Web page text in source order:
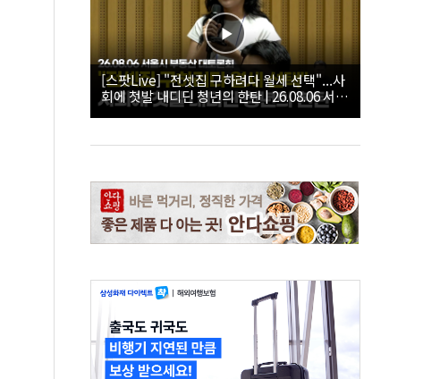
[스팟Live] "전셋집 구하려다 월세 선택"...사
회에 첫발 내디딘 청년의 한탄 | 26.08.06 서울
시 부동산 대토론회